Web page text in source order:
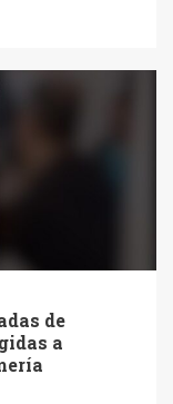
de
a